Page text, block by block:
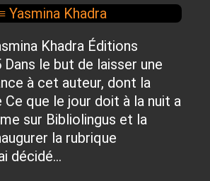
Khadra Éditions
le but de laisser une
à cet auteur, dont la
Ce que le jour doit à la nuit a
sur Bibliolingus et la
la rubrique
décidé...